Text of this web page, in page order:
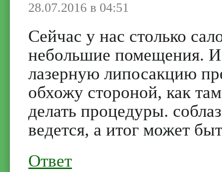
28.07.2016 в 04:51
Сейчас у нас столько
небольшие помещения.
лазерную липосакцию
обхожу стороной, как
делать процедуры.
ведется, а итог может
Ответ